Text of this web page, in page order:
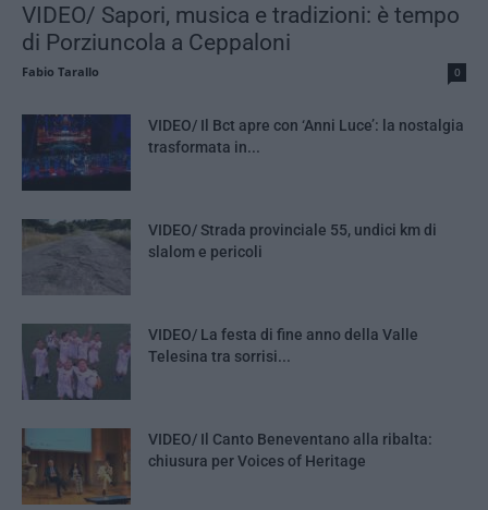
VIDEO/ Sapori, musica e tradizioni: è tempo
di Porziuncola a Ceppaloni
Fabio Tarallo 0
VIDEO/ Il Bct apre con ‘Anni Luce’: la nostalgia
trasformata in...
VIDEO/ Strada provinciale 55, undici km di
slalom e pericoli
VIDEO/ La festa di fine anno della Valle
Telesina tra sorrisi...
VIDEO/ Il Canto Beneventano alla ribalta:
chiusura per Voices of Heritage